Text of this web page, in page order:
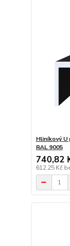
Hliníkový
RAL 9005
740,82
612,25 Kč